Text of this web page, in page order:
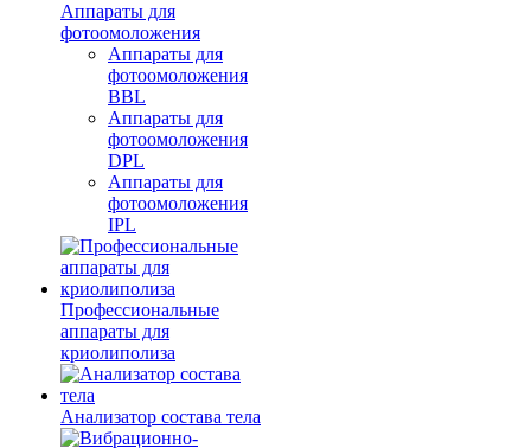
Аппараты для
фотоомоложения
Аппараты для
фотоомоложения
BBL
Аппараты для
фотоомоложения
DPL
Аппараты для
фотоомоложения
IPL
Профессиональные
аппараты для
криолиполиза
Анализатор состава тела